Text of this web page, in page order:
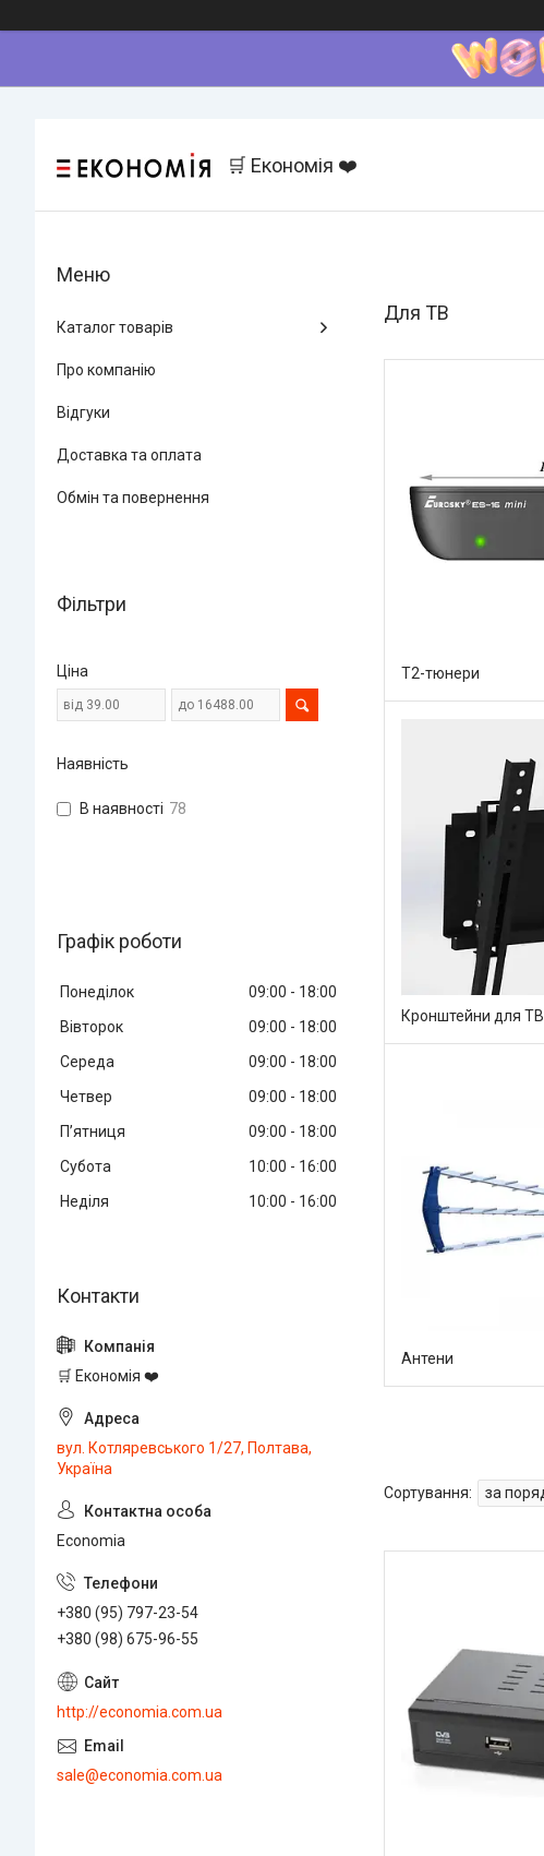
🛒 Економія ❤️
Для ТВ
Т2-тюнери
Кронштейни для ТВ
Антени
Каталог товарів
Про компанію
Відгуки
Доставка та оплата
Обмін та повернення
Фільтри
Ціна
Наявність
В наявності 78
Графік роботи
Понеділок 09:00
18:00
Вівторок
09:00
18:00
Середа
09:00
18:00
Четвер
09:00
18:00
Пʼятниця
09:00
18:00
Субота
10:00
16:00
Неділя
10:00 16:00
🛒 Економія ❤️
вул. Котляревського 1/27, Полтава,
Україна
Economia
+380 (95) 797-23-54
+380 (98) 675-96-55
http://economia.com.ua
sale@economia.com.ua